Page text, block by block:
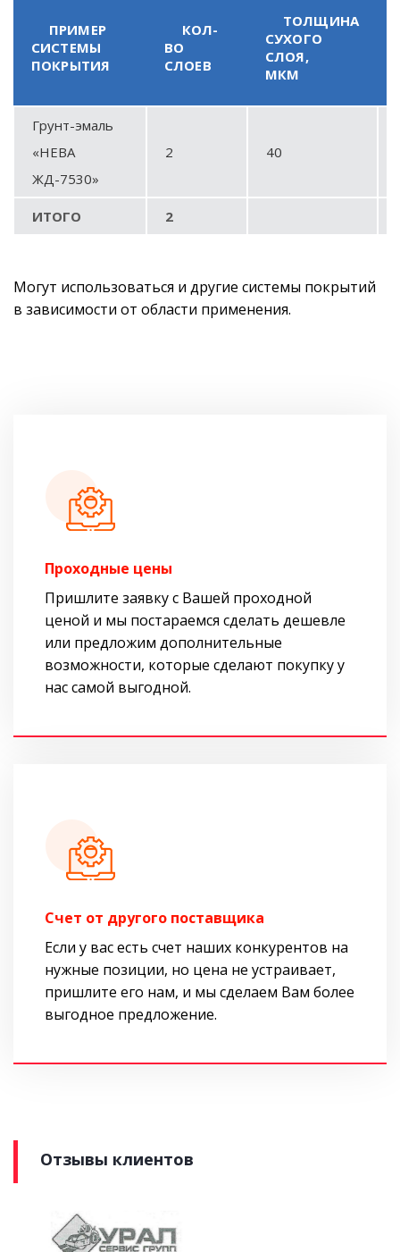
ПРИМЕР
СИСТЕМЫ
ПОКРЫТИЯ
КОЛ-
ВО
СЛОЕВ
ТОЛЩИНА
СУХОГО
СЛОЯ,
МКМ
Грунт-эмаль
«НЕВА
ЖД-7530»
2 40
ИТОГО 2
Могут использоваться и другие системы покрытий
в зависимости от области применения.
Проходные цены
Пришлите заявку с Вашей проходной
ценой и мы постараемся сделать дешевле
или предложим дополнительные
возможности, которые сделают покупку у
нас самой выгодной.
Cчет от другого поставщика
Если у вас есть счет наших конкурентов на
нужные позиции, но цена не устраивает,
пришлите его нам, и мы сделаем Вам более
выгодное предложение.
Отзывы клиентов